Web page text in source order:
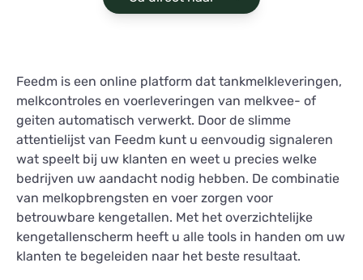
Feedm is een online platform dat tankmelkleveringen,
melkcontroles en voerleveringen van melkvee- of
geiten automatisch verwerkt. Door de slimme
attentielijst van Feedm kunt u eenvoudig signaleren
wat speelt bij uw klanten en weet u precies welke
bedrijven uw aandacht nodig hebben. De combinatie
van melkopbrengsten en voer zorgen voor
betrouwbare kengetallen. Met het overzichtelijke
kengetallenscherm heeft u alle tools in handen om uw
klanten te begeleiden naar het beste resultaat.